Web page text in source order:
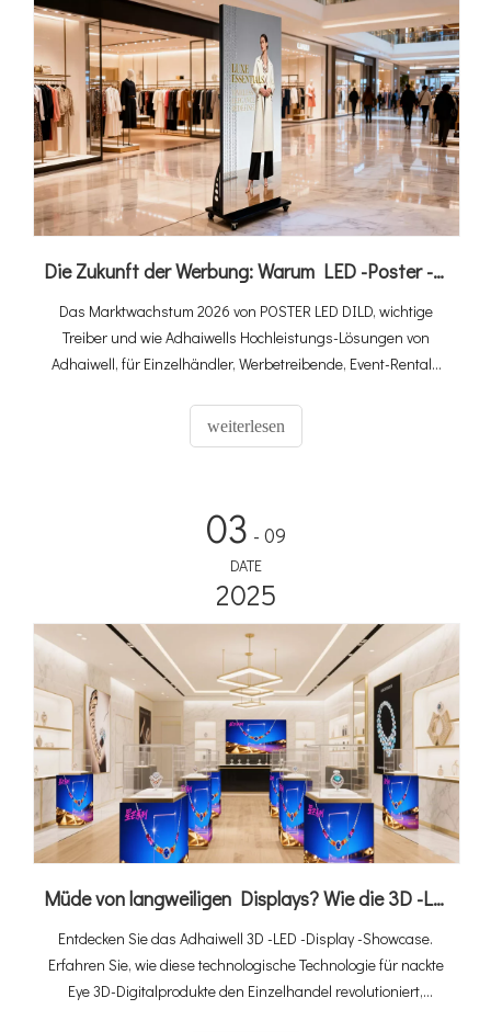
Die Zukunft der Werbung: Warum LED -Poster -Displays Ihr nächster großer ROI？ sind
Das Marktwachstum 2026 von POSTER LED DILD, wichtige
Treiber und wie Adhaiwells Hochleistungs-Lösungen von
Adhaiwell, für Einzelhändler, Werbetreibende, Event-Rentals
weiterlesen
03 - 09
DATE
2025
Müde von langweiligen Displays? Wie die 3D -LED -Display -Hülle Ihre Produkte hervorhebt
Entdecken Sie das Adhaiwell 3D -LED -Display -Showcase.
Erfahren Sie, wie diese technologische Technologie für nackte
Eye 3D-Digitalprodukte den Einzelhandel revolutioniert,